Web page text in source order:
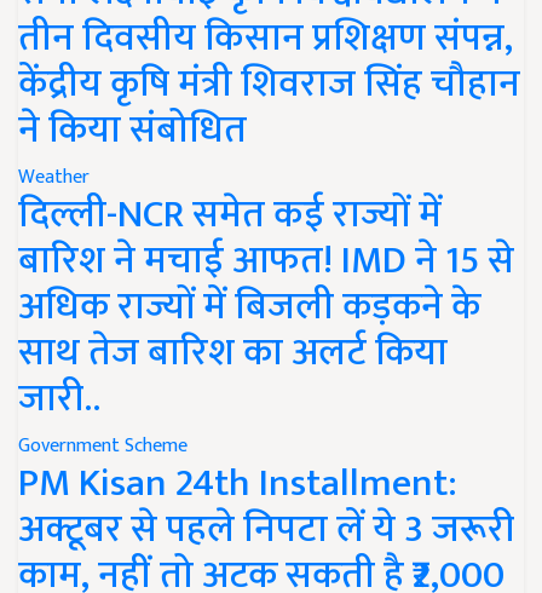
तीन दिवसीय किसान प्रशिक्षण संपन्न,
केंद्रीय कृषि मंत्री शिवराज सिंह चौहान
ने किया संबोधित
Weather
दिल्ली-NCR समेत कई राज्यों में
बारिश ने मचाई आफत! IMD ने 15 से
अधिक राज्यों में बिजली कड़कने के
साथ तेज बारिश का अलर्ट किया
जारी..
Government Scheme
PM Kisan 24th Installment:
अक्टूबर से पहले निपटा लें ये 3 जरूरी
काम, नहीं तो अटक सकती है ₹2,000